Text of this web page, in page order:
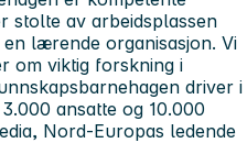
stolte av arbeidsplassen
lærende organisasjon. Vi
om viktig forskning i
driver i
ansatte og 10.000
Nord-Europas ledende